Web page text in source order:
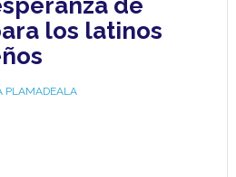
de
los latinos
PLAMADEALA